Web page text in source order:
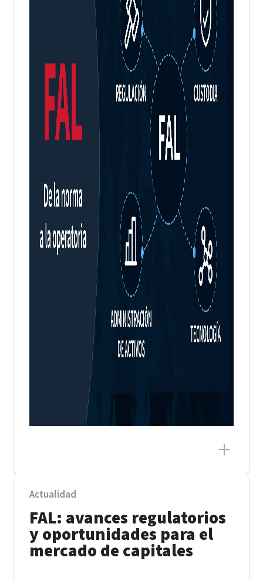
Actualidad
FAL: avances regulatorios
y oportunidades para el
mercado de capitales